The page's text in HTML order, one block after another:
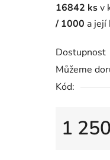
16842 ksv
/ 1000 a její
Dostupnost
Můžeme
Kód:
1